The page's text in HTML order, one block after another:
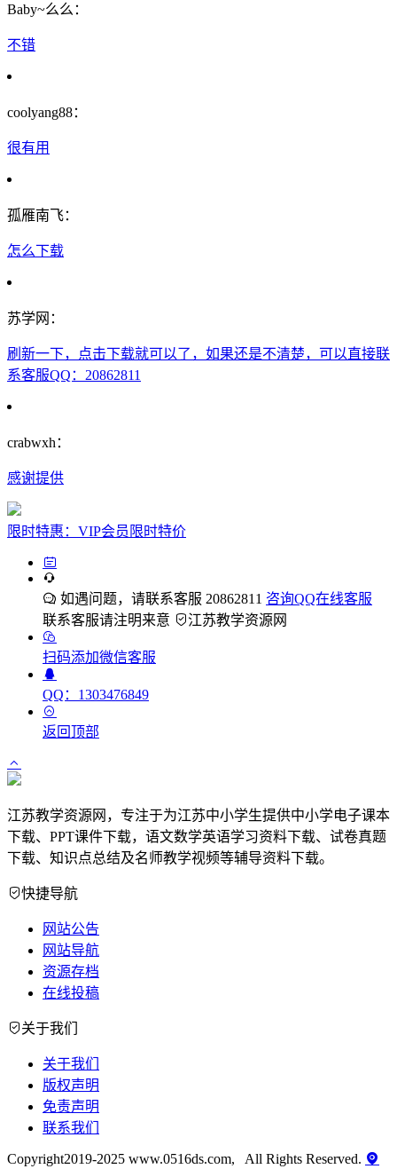
Baby~么么：
不错
coolyang88：
很有用
孤雁南飞：
怎么下载
苏学网：
刷新一下，点击下载就可以了，如果还是不清楚，可以直接联
系客服QQ：20862811
crabwxh：
感谢提供
限时特惠：VIP会员限时特价
如遇问题，请联系客服 20862811 咨询QQ在线客服
联系客服请注明来意
江苏教学资源网
扫码添加微信客服
QQ：1303476849
返回顶部
江苏教学资源网，专注于为江苏中小学生提供中小学电子课本
下载、PPT课件下载，语文数学英语学习资料下载、试卷真题
下载、知识点总结及名师教学视频等辅导资料下载。
快捷导航
网站公告
网站导航
资源存档
在线投稿
关于我们
关于我们
版权声明
免责声明
联系我们
Copyright2019-2025 www.0516ds.com, All Rights Reserved.